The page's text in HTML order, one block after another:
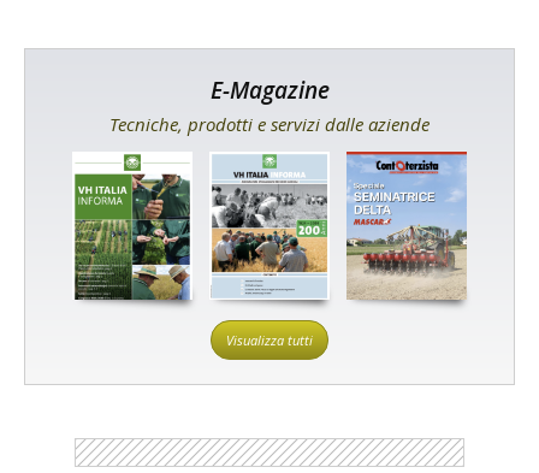
E-Magazine
Tecniche, prodotti e servizi dalle aziende
Visualizza tutti